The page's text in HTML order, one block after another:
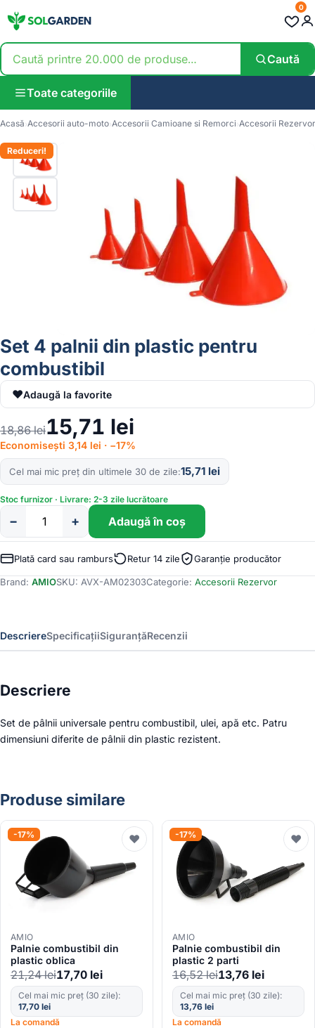
Caută
0
Toate categoriile
Acasă Accesorii auto-moto Accesorii Camioane si Remorci Accesorii Rezervor
Reduceri!
Set 4 palnii din plastic pentru
combustibil
♥Adaugă la favorite
18,86lei15,71 lei
Economisești 3,14 lei · −17%
Cel mai mic preț din ultimele 30 de zile 15,71 lei
Stoc furnizor · Livrare: 2-3 zile lucrătoare
Cantitate
Set
4
din
− + Adaugă în coș
Plată card sau ramburs Retur 14 zile Garanție producător
Brand: AMIOSKU: AVX-AM02303Categorie: Accesorii Rezervor
DescriereSpecificațiiSiguranțăRecenzii
Descriere
Set de pâlnii universale pentru combustibil, ulei, apă etc. Patru
dimensiuni diferite de pâlnii din plastic rezistent.
Produse similare
-17% ♥
AMIO
Palnie combustibil din
plastic oblica
21,24lei17,70 lei
Cel mai mic preț (30 zile):
17,70 lei
La comandă
-17% ♥
AMIO
Palnie combustibil din
plastic 2 parti
16,52lei13,76 lei
Cel mai mic preț (30 zile):
13,76 lei
La comandă